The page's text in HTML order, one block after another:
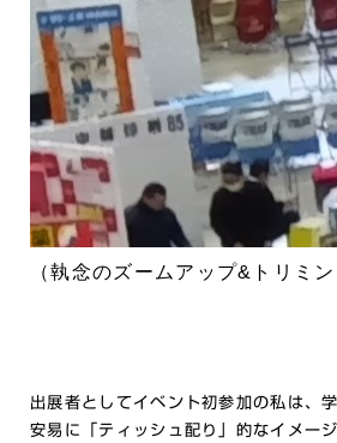
（執念のズームアップ&トリミン
出展者としてイベント初参加の私は、
安易に「ティッシュ配り」的なイメー